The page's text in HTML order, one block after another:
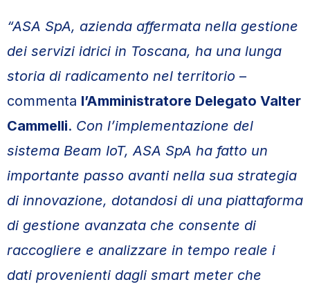
“ASA SpA, azienda affermata nella gestione
dei servizi idrici in Toscana, ha una lunga
storia di radicamento nel territorio –
commenta l’Amministratore Delegato Valter
Cammelli. Con l’implementazione del
sistema Beam IoT, ASA SpA ha fatto un
importante passo avanti nella sua strategia
di innovazione, dotandosi di una piattaforma
di gestione avanzata che consente di
raccogliere e analizzare in tempo reale i
dati provenienti dagli smart meter che